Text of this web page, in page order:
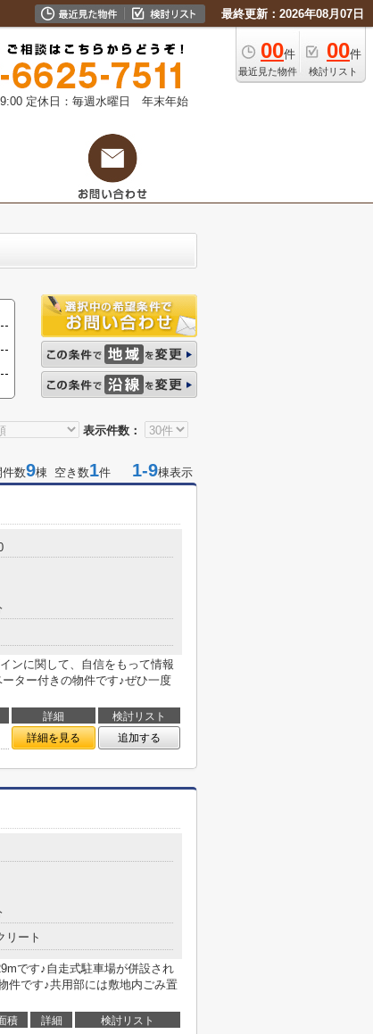
最終更新：2026年08月07日
00件
最近見た物件
00件
検討リスト
定休日：毎週水曜日 年末年始
表示件数：
件数9棟 空き数1件 1-9棟表示
ンに関して、自信をもって情報
ター付きの物件です♪ぜひ一度
詳細
検討リスト
詳細を見る 追加する
リート
です♪自走式駐車場が併設され
件です♪共用部には敷地内ごみ置
積 詳細 検討リスト